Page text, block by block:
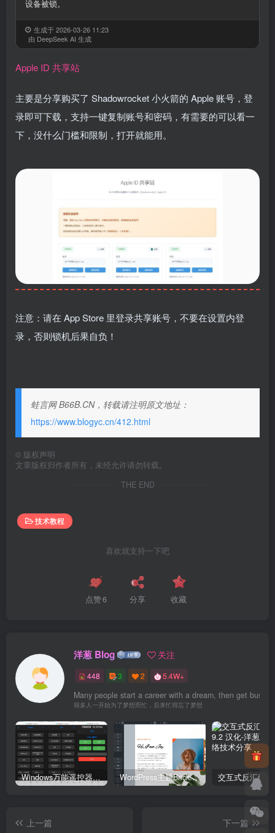
设备被锁。
生成于 2026-03-26 11:23
由 DeepSeek AI 生成
Apple ID 共享站
主要是分享购买了 Shadowrocket 小火箭的 Apple 账号，登
录即可下载，支持一键复制账号和密码，有需要的可以看一
下，没什么门槛和限制，打开就能用。
注意：请在 App Store 里登录共享账号，不要在设置内登
录，否则锁机后果自负！
蛙言网 B66B.CN，转载请注明原文地址：
https://www.blogyc.cn/412.html
© 版权声明
文章版权归作者所有，未经允许请勿转载。
THE END
技术教程
喜欢就支持一下吧
点赞6 分享 收藏
洋葱 Blog 关注
448 3 2 5.4W+
Many people start a career with a dream, then get busy
很多人一开始为了梦想而忙，后来忙得忘了梦想
Windows万能遥控器 V0.1 WordPress主题Bricks v1.9 破解版
上一篇
下一篇